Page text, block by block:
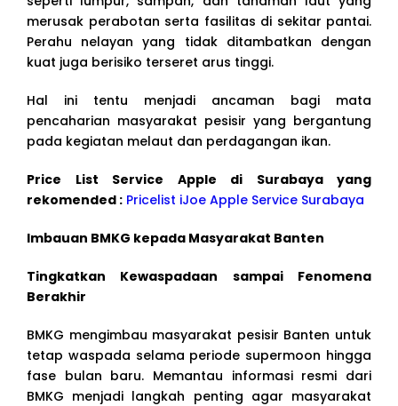
merusak perabotan serta fasilitas di sekitar pantai.
Perahu nelayan yang tidak ditambatkan dengan
kuat juga berisiko terseret arus tinggi.
Hal ini tentu menjadi ancaman bagi mata
pencaharian masyarakat pesisir yang bergantung
pada kegiatan melaut dan perdagangan ikan.
Price List Service Apple di Surabaya yang
rekomended : Pricelist iJoe Apple Service Surabaya
Imbauan BMKG kepada Masyarakat Banten
Tingkatkan Kewaspadaan sampai Fenomena
Berakhir
BMKG mengimbau masyarakat pesisir Banten untuk
tetap waspada selama periode supermoon hingga
fase bulan baru. Memantau informasi resmi dari
BMKG menjadi langkah penting agar masyarakat